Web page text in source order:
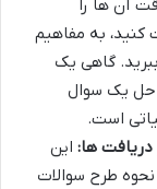
آن ها را
کنید، به مفاهیم
گاهی یک
حل یک سوال
است.
ها: این
طرح سوالات